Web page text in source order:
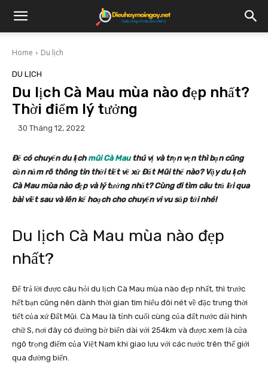
Home Du lịch
DU LỊCH
Du lịch Cà Mau mùa nào đẹp nhất?
Thời điểm lý tưởng
30 Tháng 12, 2022
Để có chuyến du lịch mũi Cà Mauthú vị và trọn vẹn thì bạn cũng
cần nắm rõ thông tin thời tiết về xứ Đất Mũi thế nào? Vậy du lịch
Cà Mau mùa nào đẹp và lý tưởng nhất? Cùng đi tìm câu trả lời qua
bài viết sau và lên kế hoạch cho chuyến vi vu sắp tới nhé!
Du lịch Cà Mau mùa nào đẹp
nhất?
Để trả lời được câu hỏi du lịch Cà Mau mùa nào đẹp nhất, thì trước
hết bạn cũng nên dành thời gian tìm hiểu đôi nét về đặc trưng thời
tiết của xứ Đất Mũi. Cà Mau là tỉnh cuối cùng của đất nước dải hình
chữ S, nơi đây có đường bờ biển dài với 254km và được xem là cửa
ngõ trọng điểm của Việt Nam khi giao lưu với các nước trên thế giới
qua đường biển.